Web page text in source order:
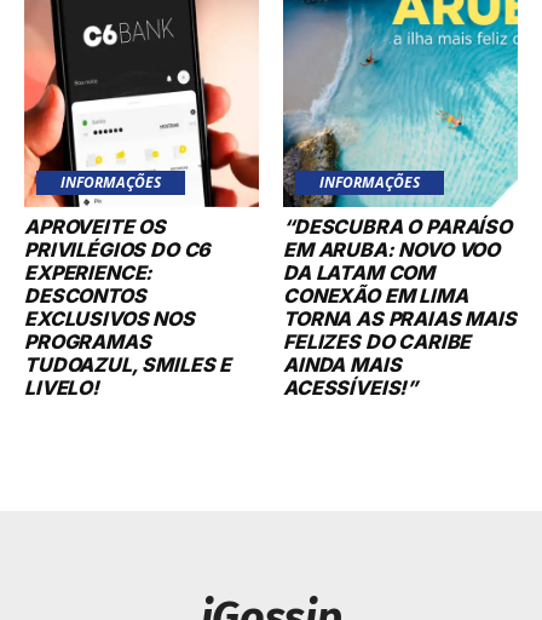
INFORMAÇÕES
APROVEITE OS
PRIVILÉGIOS DO C6
EXPERIENCE:
DESCONTOS
EXCLUSIVOS NOS
PROGRAMAS
TUDOAZUL, SMILES E
LIVELO!
INFORMAÇÕES
“DESCUBRA O PARAÍSO
EM ARUBA: NOVO VOO
DA LATAM COM
CONEXÃO EM LIMA
TORNA AS PRAIAS MAIS
FELIZES DO CARIBE
AINDA MAIS
ACESSÍVEIS!”